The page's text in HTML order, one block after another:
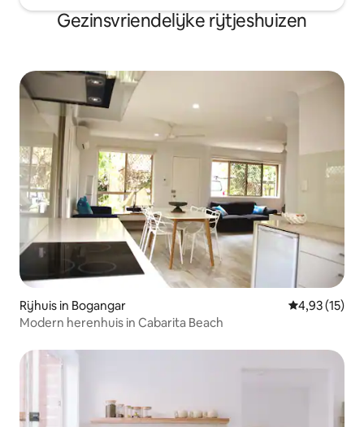
Gezinsvriendelijke rijtjeshuizen
Rijhuis in Bogangar Gemiddelde
4,93 (15)
Modern herenhuis in Cabarita Beach